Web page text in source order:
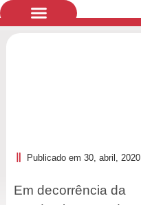
Publicado em 30, abril, 2020
Em decorrência da